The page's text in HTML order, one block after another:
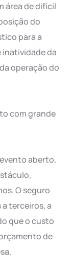
área de difícil
do
para a
da
operação do
com grande
aberto,
O seguro
terceiros, a
que o custo
de